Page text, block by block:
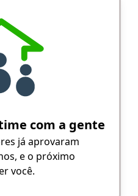
com a gente
já aprovaram
e o próximo
você.